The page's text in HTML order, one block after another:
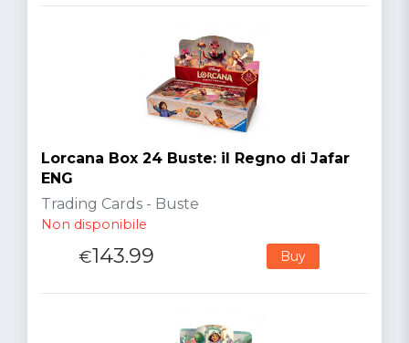
Lorcana Box 24 Buste: il Regno di Jafar
ENG
Trading Cards - Buste
Non disponibile
€143.99 Buy